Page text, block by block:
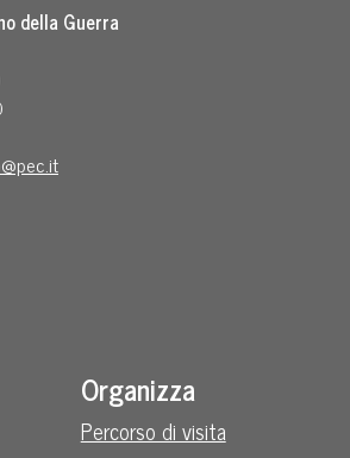
della Guerra
Organizza
Percorso di visita